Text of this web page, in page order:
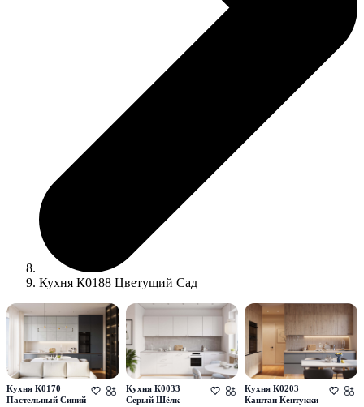
Кухня К0188 Цветущий Сад
Кухня К0170
Пастельный Синий
Кухня К0033
Серый Шёлк
Кухня К0203
Каштан Кентукки